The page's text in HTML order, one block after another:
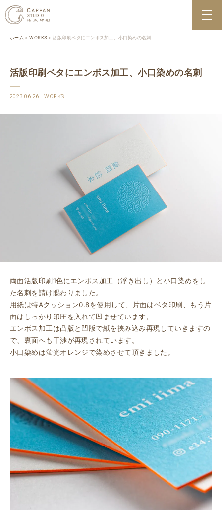
ホーム WORKS 活版印刷ベタにエンボス加工、小口染めの名刺
活版印刷ベタにエンボス加工、小口染めの名刺
2023.06.26 WORKS
両面活版印刷1色にエンボス加工（浮き出し）と小口染めをし
た名刺を請け賜わりました。
用紙は特Aクッション0.8を使用して、片面はベタ印刷、もう片
面はしっかり印圧を入れて凹ませています。
エンボス加工は凸版と凹版で紙を挟み込み再現していきますの
で、裏面へも干渉が再現されています。
小口染めは蛍光オレンジで染めさせて頂きました。